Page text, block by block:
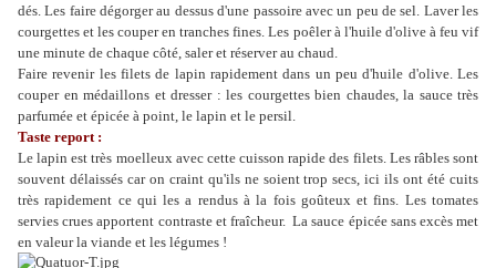
dés. Les faire dégorger au dessus d'une passoire avec un peu de sel. Laver les
courgettes et les couper en tranches fines. Les poêler à l'huile d'olive à feu vif
une minute de chaque côté, saler et réserver au chaud.
Faire revenir les filets de lapin rapidement dans un peu d'huile d'olive. Les
couper en médaillons et dresser : les courgettes bien chaudes, la sauce très
parfumée et épicée à point, le lapin et le persil.
Taste report :
Le lapin est très moelleux avec cette cuisson rapide des filets. Les râbles sont
souvent délaissés car on craint qu'ils ne soient trop secs, ici ils ont été cuits
très rapidement ce qui les a rendus à la fois goûteux et fins. Les tomates
servies crues apportent contraste et fraîcheur. La sauce épicée sans excès met
en valeur la viande et les légumes !